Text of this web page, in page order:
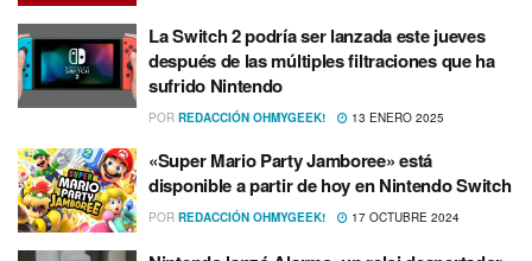
La Switch 2 podría ser lanzada este jueves
después de las múltiples filtraciones que ha
sufrido Nintendo
POR REDACCIÓN OHMYGEEK! 13 ENERO 2025
«Super Mario Party Jamboree» está
disponible a partir de hoy en Nintendo Switch
POR REDACCIÓN OHMYGEEK! 17 OCTUBRE 2024